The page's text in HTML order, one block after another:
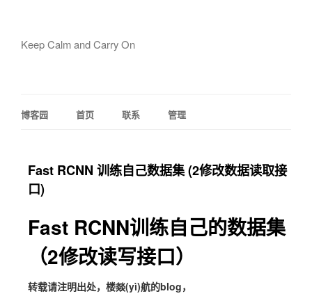
Keep Calm and Carry On
博客园 首页 联系 管理
Fast RCNN 训练自己数据集 (2修改数据读取接
口)
Fast RCNN训练自己的数据集
（2修改读写接口）
转载请注明出处，楼燚(yì)航的blog，